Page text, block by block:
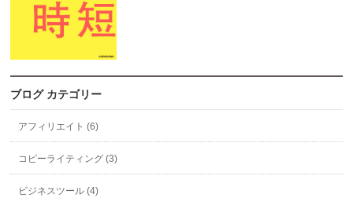
ブログ カテゴリー
アフィリエイト (6)
コピーライティング (3)
ビジネスツール (4)